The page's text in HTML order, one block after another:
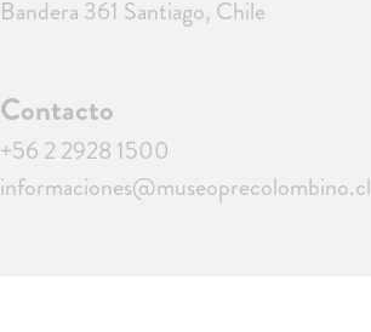
Bandera 361 Santiago, Chile
Contacto
+56 2 2928 1500
informaciones@museoprecolombino.cl